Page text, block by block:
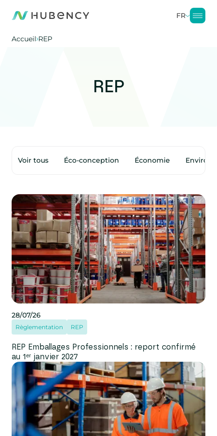
FR
Accueil REP
REP
Voir tous Éco-conception Économie
Règlementation REP
28/07/26
REP Emballages Professionnels : report confirmé
au 1ᵉʳ janvier 2027